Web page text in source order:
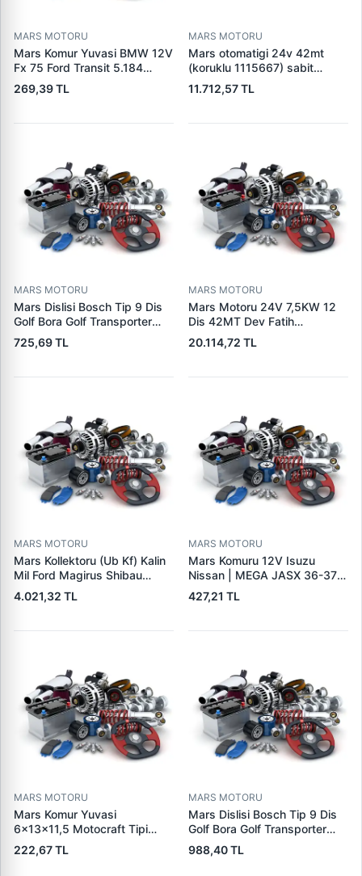
MARS MOTORU
Mars Komur Yuvasi BMW 12V
Fx 75 Ford Transit 5.184
Visteon | PARS PRS-BHL230
| OEM 97VB11000AA
269,39 TL
MARS MOTORU
Mars otomatigi 24v 42mt
(koruklu 1115667) sabit
pistonlu 3604650rx 7t0258
7x1955
11.712,57 TL
MARS MOTORU
Mars Dislisi Bosch Tip 9 Dis
Golf Bora Golf Transporter
Seat Skoda (15713) | ZEN
1108 | OEM 1072156
725,69 TL
MARS MOTORU
Mars Motoru 24V 7,5KW 12
Dis 42MT Dev Fatih
Cat,140H, 963B Cummins
L10,Qsc John Deere
LES0313 | OEM 0R2186
20.114,72 TL
MARS MOTORU
Mars Kollektoru (Ub Kf) Kalin
Mil Ford Magirus Shibau
TM30 Steyr | MAKO
72313641 | OEM 72313641
4.021,32 TL
MARS MOTORU
Mars Komuru 12V Isuzu
Nissan | MEGA JASX 36-37 |
OEM JASX36-37
427,21 TL
MARS MOTORU
Mars Komur Yuvasi
6×13×11,5 Motocraft Tipi
Ford Ranger Focus Fiesta
Connect (FO0731
222,67 TL
MARS MOTORU
Mars Dislisi Bosch Tip 9 Dis
Golf Bora Golf Transporter
Seat Skoda (15713) | ZEN
1480 | OEM 1011480
988,40 TL